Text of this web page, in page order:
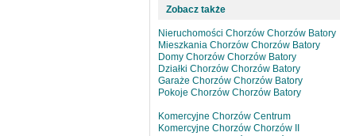
Zobacz także
Nieruchomości Chorzów Chorzów Batory
Mieszkania Chorzów Chorzów Batory
Domy Chorzów Chorzów Batory
Działki Chorzów Chorzów Batory
Garaże Chorzów Chorzów Batory
Pokoje Chorzów Chorzów Batory
Komercyjne Chorzów Centrum
Komercyjne Chorzów Chorzów II